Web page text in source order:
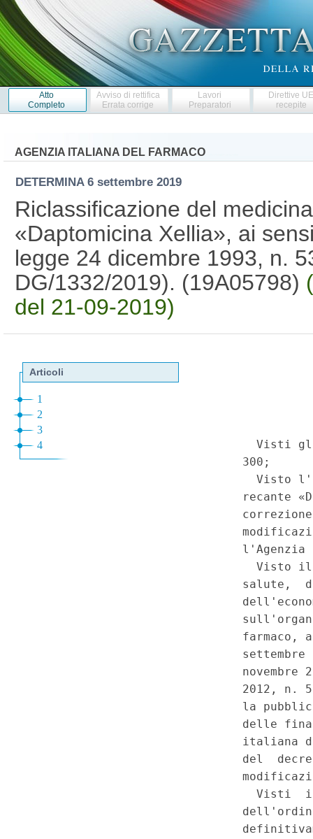
Atto
Completo
Avviso di rettifica
Errata corrige
Lavori
Preparatori
Direttive
recepite
AGENZIA ITALIANA DEL FARMACO
DETERMINA 6 settembre 2019
Riclassificazione del
«Daptomicina Xellia», ai
legge 24 dicembre 1993, n.
DG/1332/2019). (19A05798)
del 21-09-2019)